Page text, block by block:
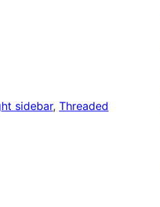
sidebar, Threaded